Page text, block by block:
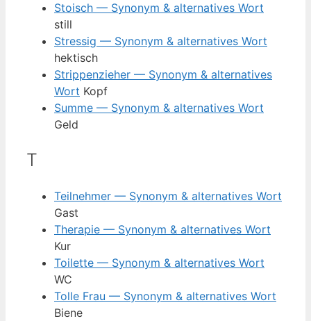
Stoisch — Synonym & alternatives Wort
still
Stressig — Synonym & alternatives Wort
hektisch
Strippenzieher — Synonym & alternatives
Wort Kopf
Summe — Synonym & alternatives Wort
Geld
T
Teilnehmer — Synonym & alternatives Wort
Gast
Therapie — Synonym & alternatives Wort
Kur
Toilette — Synonym & alternatives Wort
WC
Tolle Frau — Synonym & alternatives Wort
Biene